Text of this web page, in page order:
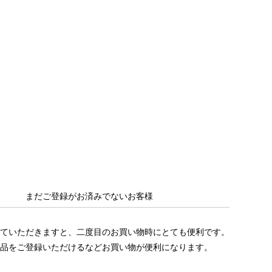
まだご登録がお済みでないお客様
いただきますと、二度目のお買い物時にとても便利です。
をご登録いただけるなどお買い物が便利になります。